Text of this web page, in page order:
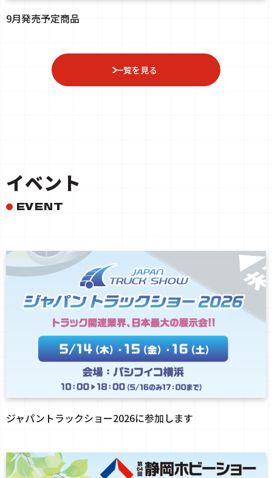
9月発売予定商品
一覧を見る
イベント
EVENT
ジャパントラックショー2026に参加します